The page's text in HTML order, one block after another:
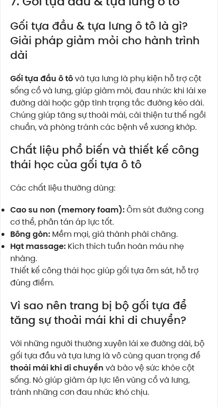
Gối tựa đầu & tựa lưng ô tô là gì?
Giải pháp giảm mỏi cho hành trình
dài
Gối tựa đầu ô tôvà tựa lưng là phụ kiện hỗ trợ cột
sống cổ và lưng, giúp giảm mỏi, đau nhức khi lái xe
đường dài hoặc gặp tình trạng tắc đường kéo dài.
Chúng giúp tăng sự thoải mái, cải thiện tư thế ngồi
chuẩn, và phòng tránh các bệnh về xương khớp.
Chất liệu phổ biến và thiết kế công
thái học của gối tựa ô tô
Các chất liệu thường dùng:
Cao su non (memory foam):Ôm sát đường cong
cơ thể, phân tán áp lực tốt.
Bông gòn: Mềm mại, giá thành phải chăng.
Hạt massage: Kích thích tuần hoàn máu nhẹ
nhàng.
Thiết kế công thái học giúp gối tựa ôm sát, hỗ trợ
đúng điểm.
Vì sao nên trang bị bộ gối tựa để
tăng sự thoải mái khi di chuyển?
Với những người thường xuyên lái xe đường dài, bộ
gối tựa đầu và tựa lưng là vô cùng quan trọng để
thoải mái khi di chuyển và bảo vệ sức khỏe cột
sống. Nó giúp giảm áp lực lên vùng cổ và lưng,
tránh những cơn đau nhức khó chịu.